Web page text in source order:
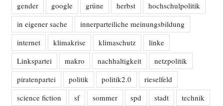
gender
google grüne herbst
hochschulpolitik
in eigener sache
innerparteiliche meinungsbildung
internet
klimakrise klimaschutz
linke
Linkspartei
makro nachhaltigkeit
netzpolitik
piratenpartei
politik politik2.0
rieselfeld
science fiction
sf sommer spd stadt technik